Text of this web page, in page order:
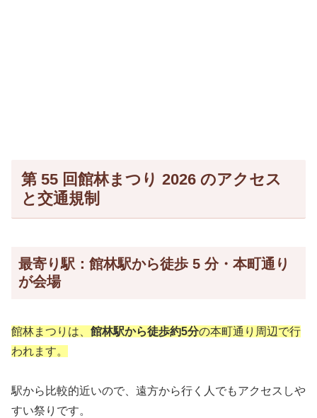
第 55 回館林まつり 2026 のアクセス
と交通規制
最寄り駅：館林駅から徒歩 5 分・本町通り
が会場
館林まつりは、 館林駅から徒歩約5分の本町通り周辺で行
われます。
駅から比較的近いので、遠方から行く人でもアクセスしや
すい祭りです。